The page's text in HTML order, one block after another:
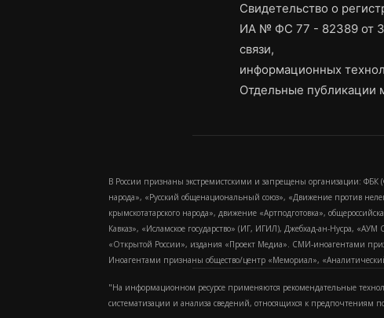
Свидетельство о
ИА № ФС 77 - 82389 от
связи,
информационных
Отдельные публикации
В России признаны экстремистскими и запрещены организации:
народа», «Русский общенациональный союз», «Движение против
крымскотатарского народа», движение «Артподготовка»,
Кавказ», «Исламское государство» (ИГ, ИГИЛ), Джебхад-ан-Нусра,
«Открытой России», издания «Проект Медиа». СМИ-иноагентами
Иноагентами признаны общество/центр «Мемориал»,
"На информационном ресурсе применяются рекомендательные
систематизации и анализа сведений, относящихся к предпочтениям